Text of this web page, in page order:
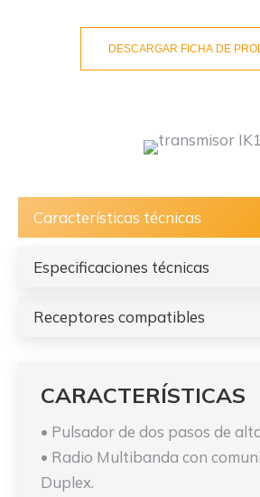
DESCARGAR FICHA DE
Características técnicas
Especificaciones técnicas
Receptores compatibles
CARACTERÍSTICAS
• Pulsador de dos pasos de
• Radio Multibanda con
Duplex.